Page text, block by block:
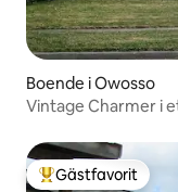
Boende i Owosso
Vintage Charmer i
Populär gästfavorit
Gästfavorit